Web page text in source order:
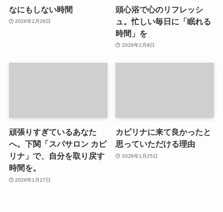
なにもしない時間
2026年2月26日
頭心浴で心のリフレッシ
ュ。忙しい毎日に「眠れる
時間」を
2026年2月8日
頑張りすぎているあなた
へ。下関「スパサロン カピ
リナ」で、自分を取り戻す
時間を。
2026年1月27日
カピリナに来て良かったと
思っていただける理由
2026年1月25日